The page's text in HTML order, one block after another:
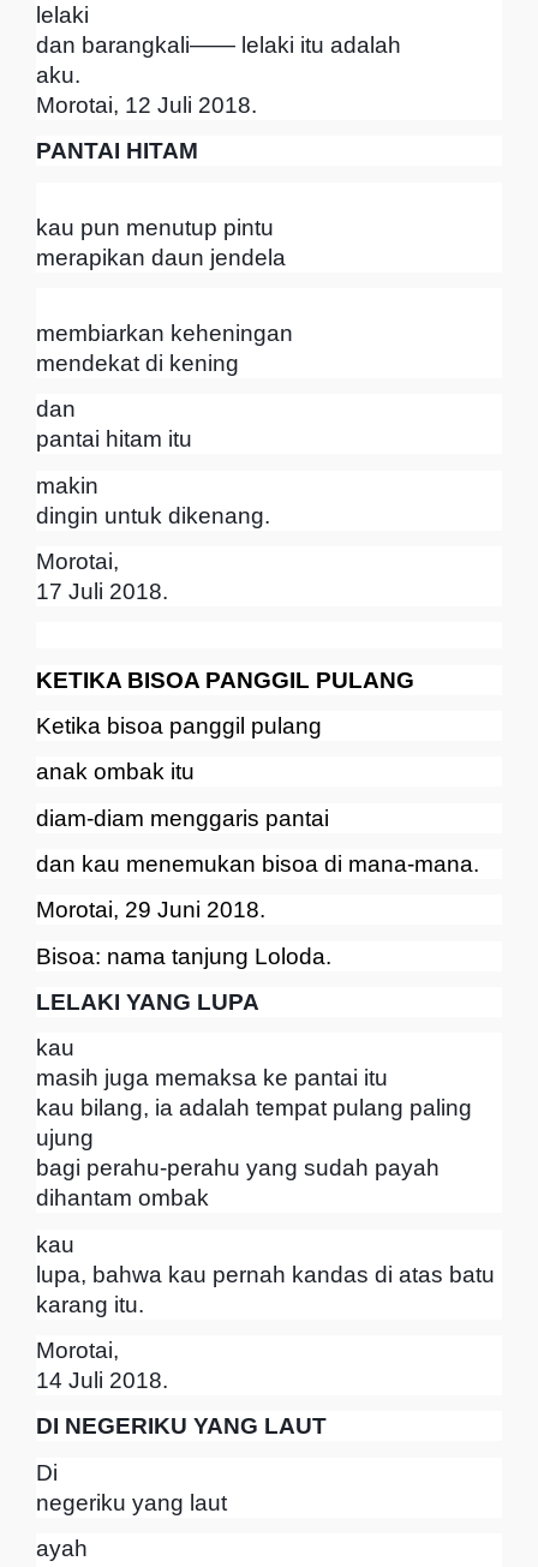
lelaki
dan barangkali—— lelaki itu adalah
aku.
Morotai, 12 Juli 2018.
PANTAI HITAM
kau pun menutup pintu
merapikan daun jendela
membiarkan keheningan
mendekat di kening
dan
pantai hitam itu
makin
dingin untuk dikenang.
Morotai,
17 Juli 2018.
KETIKA BISOA PANGGIL PULANG
Ketika bisoa panggil pulang
anak ombak itu
diam-diam menggaris pantai
dan kau menemukan bisoa di mana-mana.
Morotai, 29 Juni 2018.
Bisoa: nama tanjung Loloda.
LELAKI YANG LUPA
kau
masih juga memaksa ke pantai itu
kau bilang, ia adalah tempat pulang paling
ujung
bagi perahu-perahu yang sudah payah
dihantam ombak
kau
lupa, bahwa kau pernah kandas di atas batu
karang itu.
Morotai,
14 Juli 2018.
DI NEGERIKU YANG LAUT
Di
negeriku yang laut
ayah